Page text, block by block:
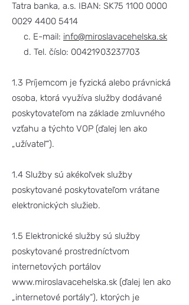
Tatra banka, a.s. IBAN: SK75 1100 0000
0029 4400 5414
c. E-mail: info@miroslavacehelska.sk
d. Tel. číslo: 00421903237703
1.3 Príjemcom je fyzická alebo právnická
osoba, ktorá využíva služby dodávané
poskytovateľom na základe zmluvného
vzťahu a týchto VOP (ďalej len ako
„užívateľ“).
1.4 Služby sú akékoľvek služby
poskytované poskytovateľom vrátane
elektronických služieb.
1.5 Elektronické služby sú služby
poskytované prostredníctvom
internetových portálov
www.miroslavacehelska.sk (ďalej len ako
„internetové portály“), ktorých je